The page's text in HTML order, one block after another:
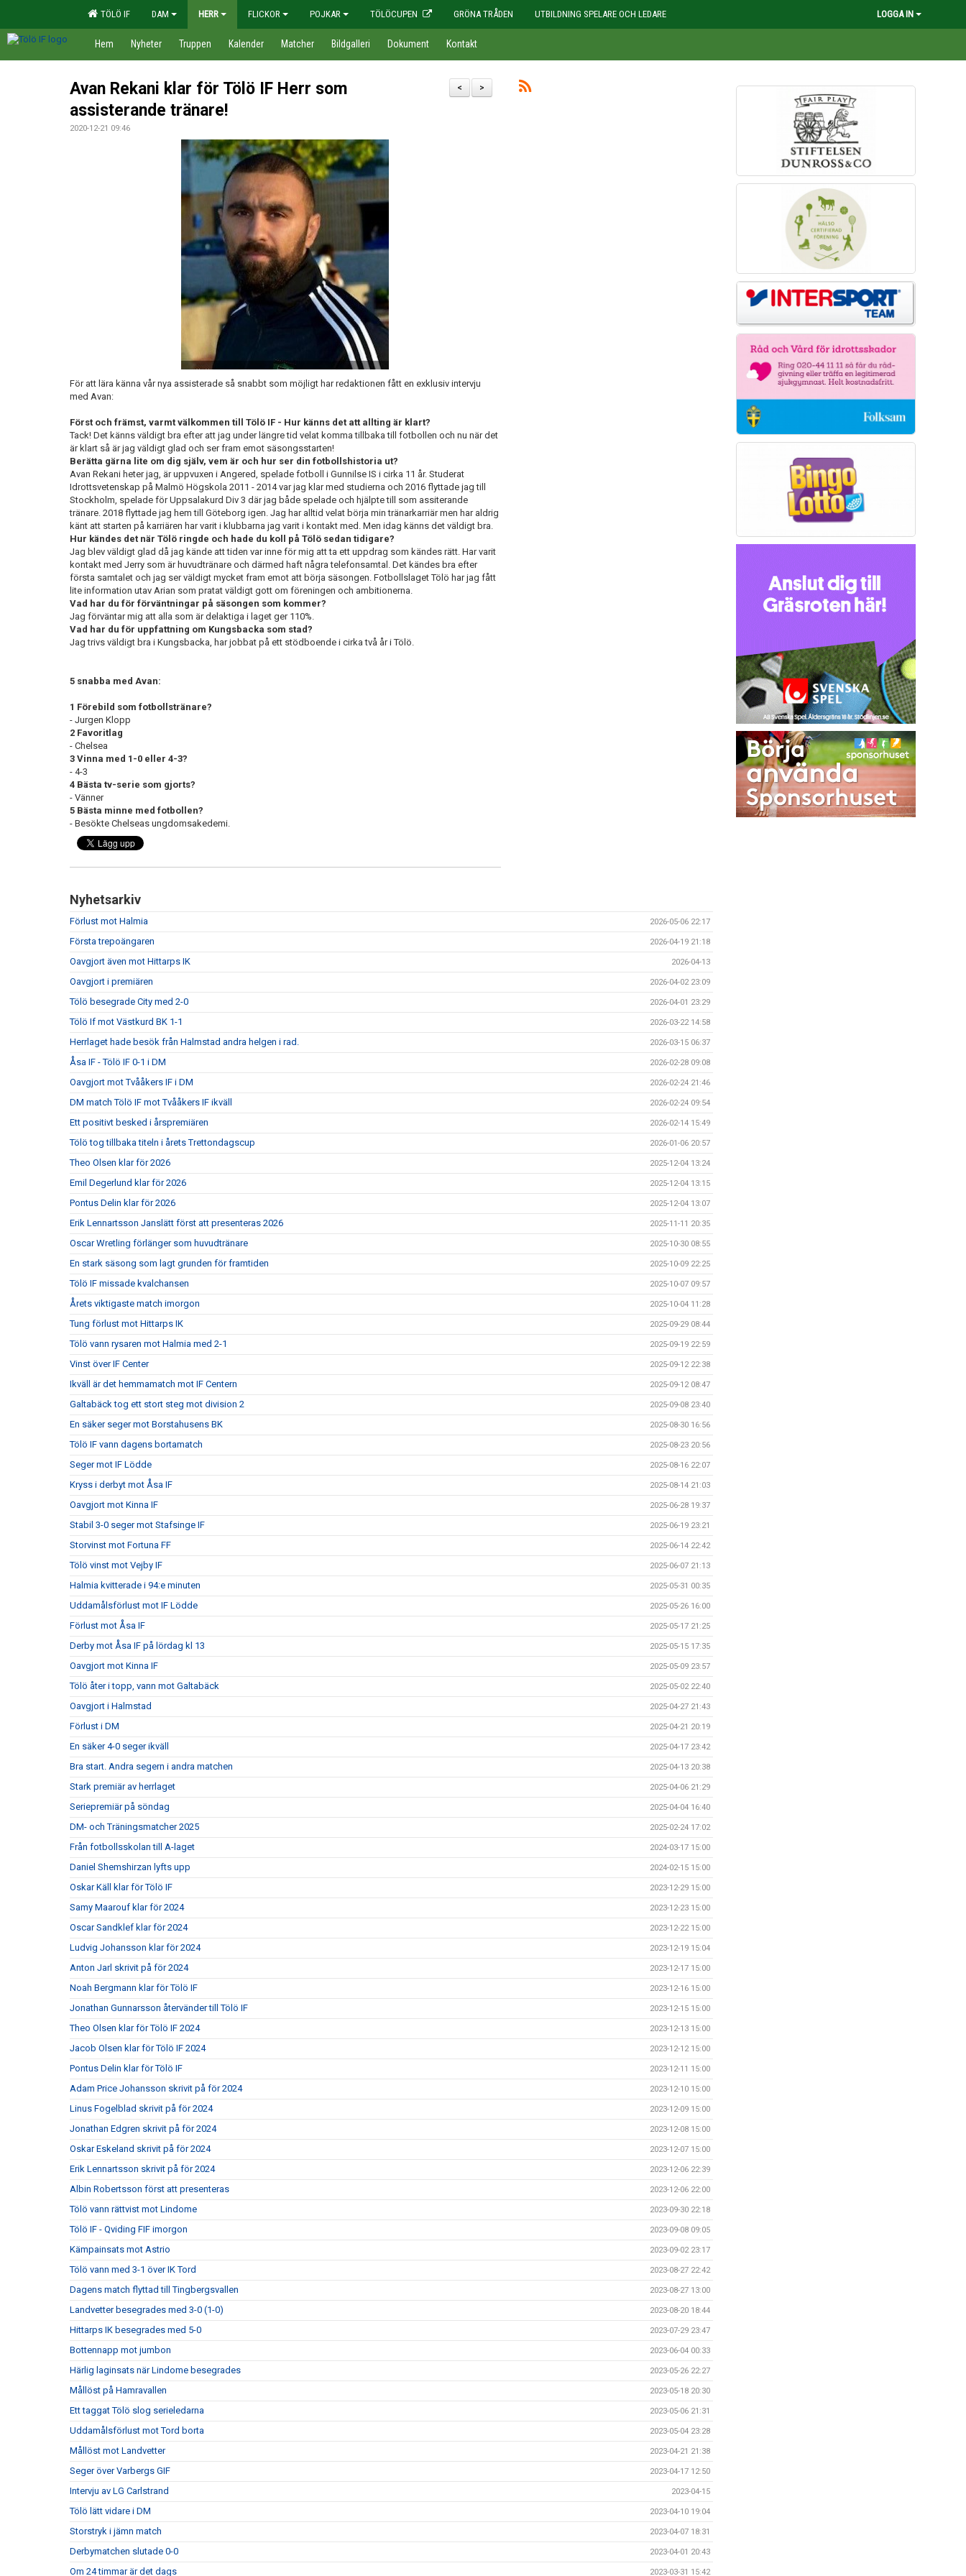
TÖLÖ IF DAM HERR FLICKOR POJKAR TÖLÖCUPEN GRÖNA TRÅDEN UTBILDNING SPELARE OCH LEDARE LOGGA IN
Hem Nyheter Truppen Kalender Matcher Bildgalleri Dokument Kontakt
>
<
Avan Rekani klar för Tölö IF Herr som
assisterande tränare!
2020-12-21 09:46
För att lära känna vår nya assisterade så snabbt som möjligt har redaktionen fått en exklusiv intervju
med Avan:
Först och främst, varmt välkommen till Tölö IF - Hur känns det att allting är klart?
Tack! Det känns väldigt bra efter att jag under längre tid velat komma tillbaka till fotbollen och nu när det
är klart så är jag väldigt glad och ser fram emot säsongsstarten!
Berätta gärna lite om dig själv, vem är och hur ser din fotbollshistoria ut?
Avan Rekani heter jag, är uppvuxen i Angered, spelade fotboll i Gunnilse IS i cirka 11 år. Studerat
Idrottsvetenskap på Malmö Högskola 2011 - 2014 var jag klar med studierna och 2016 flyttade jag till
Stockholm, spelade för Uppsalakurd Div 3 där jag både spelade och hjälpte till som assiterande
tränare. 2018 flyttade jag hem till Göteborg igen. Jag har alltid velat börja min tränarkarriär men har aldrig
känt att starten på karriären har varit i klubbarna jag varit i kontakt med. Men idag känns det väldigt bra.
Hur kändes det när Tölö ringde och hade du koll på Tölö sedan tidigare?
Jag blev väldigt glad då jag kände att tiden var inne för mig att ta ett uppdrag som kändes rätt. Har varit
kontakt med Jerry som är huvudtränare och därmed haft några telefonsamtal. Det kändes bra efter
första samtalet och jag ser väldigt mycket fram emot att börja säsongen. Fotbollslaget Tölö har jag fått
lite information utav Arian som pratat väldigt gott om föreningen och ambitionerna.
Vad har du för förväntningar på säsongen som kommer?
Jag förväntar mig att alla som är delaktiga i laget ger 110%.
Vad har du för uppfattning om Kungsbacka som stad?
Jag trivs väldigt bra i Kungsbacka, har jobbat på ett stödboende i cirka två år i Tölö.
5 snabba med Avan:
1 Förebild som fotbollstränare?
- Jurgen Klopp
2 Favoritlag
- Chelsea
3 Vinna med 1-0 eller 4-3?
- 4-3
4 Bästa tv-serie som gjorts?
- Vänner
5 Bästa minne med fotbollen?
- Besökte Chelseas ungdomsakedemi.
Nyhetsarkiv
Förlust mot Halmia 2026-05-06 22:17
Första trepoängaren 2026-04-19 21:18
Oavgjort även mot Hittarps IK 2026-04-13
Oavgjort i premiären 2026-04-02 23:09
Tölö besegrade City med 2-0 2026-04-01 23:29
Tölö If mot Västkurd BK 1-1 2026-03-22 14:58
Herrlaget hade besök från Halmstad andra helgen i rad. 2026-03-15 06:37
Åsa IF - Tölö IF 0-1 i DM 2026-02-28 09:08
Oavgjort mot Tvååkers IF i DM 2026-02-24 21:46
DM match Tölö IF mot Tvååkers IF ikväll 2026-02-24 09:54
Ett positivt besked i årspremiären 2026-02-14 15:49
Tölö tog tillbaka titeln i årets Trettondagscup 2026-01-06 20:57
Theo Olsen klar för 2026 2025-12-04 13:24
Emil Degerlund klar för 2026 2025-12-04 13:15
Pontus Delin klar för 2026 2025-12-04 13:07
Erik Lennartsson Janslätt först att presenteras 2026 2025-11-11 20:35
Oscar Wretling förlänger som huvudtränare 2025-10-30 08:55
En stark säsong som lagt grunden för framtiden 2025-10-09 22:25
Tölö IF missade kvalchansen 2025-10-07 09:57
Årets viktigaste match imorgon 2025-10-04 11:28
Tung förlust mot Hittarps IK 2025-09-29 08:44
Tölö vann rysaren mot Halmia med 2-1 2025-09-19 22:59
Vinst över IF Center 2025-09-12 22:38
Ikväll är det hemmamatch mot IF Centern 2025-09-12 08:47
Galtabäck tog ett stort steg mot division 2 2025-09-08 23:40
En säker seger mot Borstahusens BK 2025-08-30 16:56
Tölö IF vann dagens bortamatch 2025-08-23 20:56
Seger mot IF Lödde 2025-08-16 22:07
Kryss i derbyt mot Åsa IF 2025-08-14 21:03
Oavgjort mot Kinna IF 2025-06-28 19:37
Stabil 3-0 seger mot Stafsinge IF 2025-06-19 23:21
Storvinst mot Fortuna FF 2025-06-14 22:42
Tölö vinst mot Vejby IF 2025-06-07 21:13
Halmia kvitterade i 94:e minuten 2025-05-31 00:35
Uddamålsförlust mot IF Lödde 2025-05-26 16:00
Förlust mot Åsa IF 2025-05-17 21:25
Derby mot Åsa IF på lördag kl 13 2025-05-15 17:35
Oavgjort mot Kinna IF 2025-05-09 23:57
Tölö åter i topp, vann mot Galtabäck 2025-05-02 22:40
Oavgjort i Halmstad 2025-04-27 21:43
Förlust i DM 2025-04-21 20:19
En säker 4-0 seger ikväll 2025-04-17 23:42
Bra start. Andra segern i andra matchen 2025-04-13 20:38
Stark premiär av herrlaget 2025-04-06 21:29
Seriepremiär på söndag 2025-04-04 16:40
DM- och Träningsmatcher 2025 2025-02-24 17:02
Från fotbollsskolan till A-laget 2024-03-17 15:00
Daniel Shemshirzan lyfts upp 2024-02-15 15:00
Oskar Käll klar för Tölö IF 2023-12-29 15:00
Samy Maarouf klar för 2024 2023-12-23 15:00
Oscar Sandklef klar för 2024 2023-12-22 15:00
Ludvig Johansson klar för 2024 2023-12-19 15:04
Anton Jarl skrivit på för 2024 2023-12-17 15:00
Noah Bergmann klar för Tölö IF 2023-12-16 15:00
Jonathan Gunnarsson återvänder till Tölö IF 2023-12-15 15:00
Theo Olsen klar för Tölö IF 2024 2023-12-13 15:00
Jacob Olsen klar för Tölö IF 2024 2023-12-12 15:00
Pontus Delin klar för Tölö IF 2023-12-11 15:00
Adam Price Johansson skrivit på för 2024 2023-12-10 15:00
Linus Fogelblad skrivit på för 2024 2023-12-09 15:00
Jonathan Edgren skrivit på för 2024 2023-12-08 15:00
Oskar Eskeland skrivit på för 2024 2023-12-07 15:00
Erik Lennartsson skrivit på för 2024 2023-12-06 22:39
Albin Robertsson först att presenteras 2023-12-06 22:00
Tölö vann rättvist mot Lindome 2023-09-30 22:18
Tölö IF - Qviding FIF imorgon 2023-09-08 09:05
Kämpainsats mot Astrio 2023-09-02 23:17
Tölö vann med 3-1 över IK Tord 2023-08-27 22:42
Dagens match flyttad till Tingbergsvallen 2023-08-27 13:00
Landvetter besegrades med 3-0 (1-0) 2023-08-20 18:44
Hittarps IK besegrades med 5-0 2023-07-29 23:47
Bottennapp mot jumbon 2023-06-04 00:33
Härlig laginsats när Lindome besegrades 2023-05-26 22:27
Mållöst på Hamravallen 2023-05-18 20:30
Ett taggat Tölö slog serieledarna 2023-05-06 21:31
Uddamålsförlust mot Tord borta 2023-05-04 23:28
Mållöst mot Landvetter 2023-04-21 21:38
Seger över Varbergs GIF 2023-04-17 12:50
Intervju av LG Carlstrand 2023-04-15
Tölö lätt vidare i DM 2023-04-10 19:04
Storstryk i jämn match 2023-04-07 18:31
Derbymatchen slutade 0-0 2023-04-01 20:43
Om 24 timmar är det dags 2023-03-31 15:42